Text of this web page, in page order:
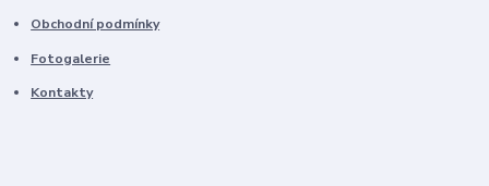
Obchodní podmínky
Fotogalerie
Kontakty